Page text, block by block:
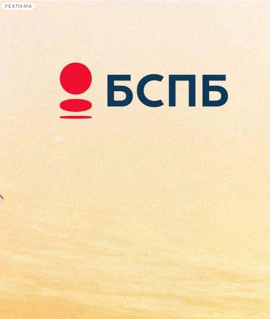
РЕКЛАМА
Сегодня:
2026.08.07
12:42
Афиша Plus
Шон Коннери отмечает
юбилей